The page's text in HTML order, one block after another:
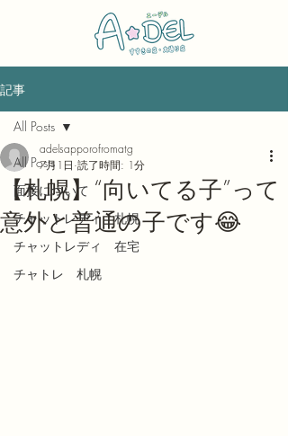
記事
All Posts
面接について
チャットレディ 札幌
チャットレディ 在宅
チャトレ 札幌
All Posts
【札幌】“向いてる子”って
意外と普通の子です😂
adelsapporofromatg
7月1日 読了時間: 1分